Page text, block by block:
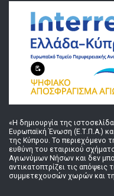
«Η δημιουργία της
Ευρωπαϊκή Ένωση (Ε.Τ.Π.Α.)
της Κύπρου. Το περιεχόμενο
ευθύνη του εταιρικού
Αγιωνύμων Νήσων και δεν
αντικατοπτρίζει τις
συμμετεχουσών χωρών και